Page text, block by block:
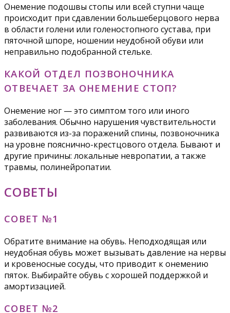
Онемение подошвы стопы или всей ступни чаще
происходит при сдавлении большеберцового нерва
в области голени или голеностопного сустава, при
пяточной шпоре, ношении неудобной обуви или
неправильно подобранной стельке.
КАКОЙ ОТДЕЛ ПОЗВОНОЧНИКА
ОТВЕЧАЕТ ЗА ОНЕМЕНИЕ СТОП?
Онемение ног — это симптом того или иного
заболевания. Обычно нарушения чувствительности
развиваются из-за поражений спины, позвоночника
на уровне пояснично-крестцового отдела. Бывают и
другие причины: локальные невропатии, а также
травмы, полинейропатии.
СОВЕТЫ
СОВЕТ №1
Обратите внимание на обувь. Неподходящая или
неудобная обувь может вызывать давление на нервы
и кровеносные сосуды, что приводит к онемению
пяток. Выбирайте обувь с хорошей поддержкой и
амортизацией.
СОВЕТ №2